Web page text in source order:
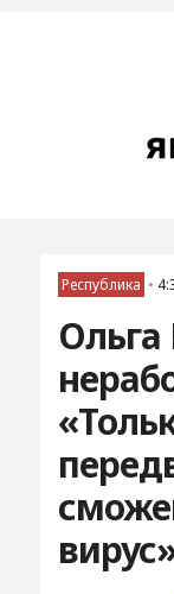
Республика •
Ольга